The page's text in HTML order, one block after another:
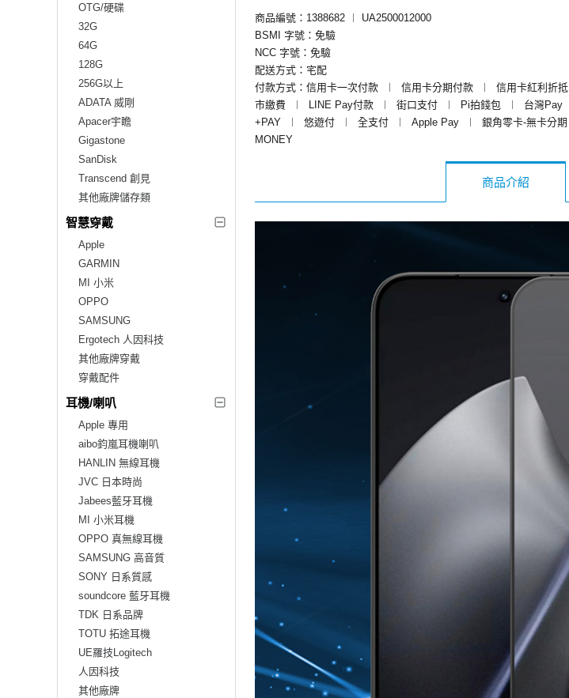
OTG/硬碟
32G
64G
128G
256G以上
ADATA 威剛
Apacer宇瞻
Gigastone
SanDisk
Transcend 創見
其他廠牌儲存類
智慧穿戴
Apple
GARMIN
MI 小米
OPPO
SAMSUNG
Ergotech 人因科技
其他廠牌穿戴
穿戴配件
耳機/喇叭
Apple 專用
aibo鈞嵐耳機喇叭
HANLIN 無線耳機
JVC 日本時尚
Jabees藍牙耳機
MI 小米耳機
OPPO 真無線耳機
SAMSUNG 高音質
SONY 日系質感
soundcore 藍牙耳機
TDK 日系品牌
TOTU 拓途耳機
UE羅技Logitech
人因科技
其他廠牌
商品編號：1388682 ︱
UA2500012000
BSMI 字號：免驗
NCC 字號：免驗
配送方式：宅配
付款方式：信用卡一次付款
︱ 信用卡分期付款 ︱ 信用卡紅利折抵
市繳費
︱ LINE Pay付款 ︱ 街口支付 ︱ Pi拍錢包 ︱ 台灣Pay
+PAY
︱ 悠遊付 ︱ 全支付 ︱ Apple Pay ︱ 銀角零卡-無卡分期
MONEY
商品介紹